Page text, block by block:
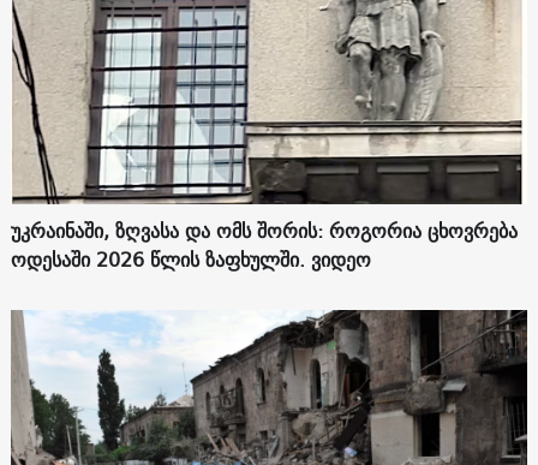
უკრაინაში, ზღვასა და ომს შორის: როგორია ცხოვრება
ოდესაში 2026 წლის ზაფხულში. ვიდეო